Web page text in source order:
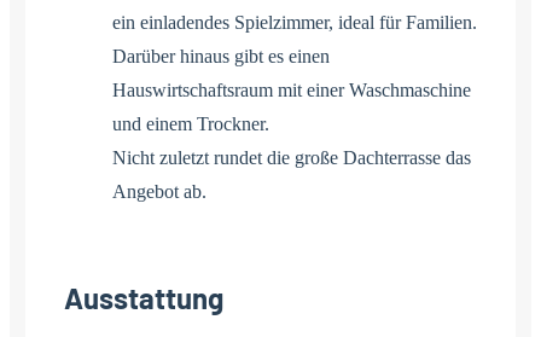
ein einladendes Spielzimmer, ideal für Familien.
Darüber hinaus gibt es einen
Hauswirtschaftsraum mit einer Waschmaschine
und einem Trockner.
Nicht zuletzt rundet die große Dachterrasse das
Angebot ab.
Ausstattung